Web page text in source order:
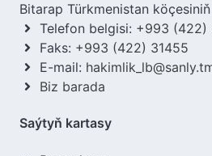
Bitarap Türkmenistan
Telefon belgisi: +993 (422)
Faks: +993 (422) 31455
E-mail:
Biz barada
Saýtyň kartasy